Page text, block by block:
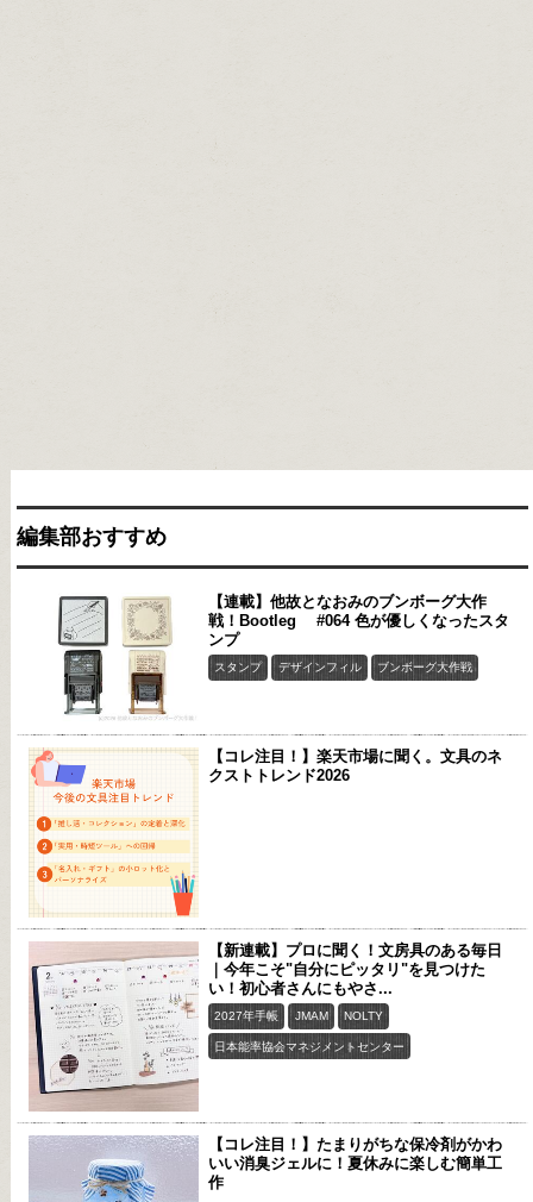
編集部おすすめ
【連載】他故となおみのブンボーグ大作
戦！Bootleg #064 色が優しくなったスタ
ンプ
スタンプ デザインフィル ブンボーグ大作戦
【コレ注目！】楽天市場に聞く。文具のネ
クストトレンド2026
【新連載】プロに聞く！文房具のある毎日
｜今年こそ"自分にピッタリ"を見つけた
い！初心者さんにもやさ...
2027年手帳 JMAM NOLTY
日本能率協会マネジメントセンター
【コレ注目！】たまりがちな保冷剤がかわ
いい消臭ジェルに！夏休みに楽しむ簡単工
作